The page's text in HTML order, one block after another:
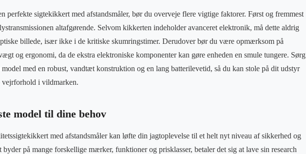
perfekte sigtekikkert med afstandsmåler, bør du overveje flere vigtige faktorer. Først og fremmest
altafgørende. Selvom kikkerten indeholder avanceret elektronik, må dette aldrig
billede, især ikke i de kritiske skumringstimer. Derudover bør du være opmærksom på
og ergonomi, da de ekstra elektroniske komponenter kan gøre enheden en smule tungere. Sørg
med en robust, vandtæt konstruktion og en lang batterilevetid, så du kan stole på dit udstyr
i vildmarken.
model til dine behov
med afstandsmåler kan løfte din jagtoplevelse til et helt nyt niveau af sikkerhed og
byder på mange forskellige mærker, funktioner og prisklasser, betaler det sig at lave sin research